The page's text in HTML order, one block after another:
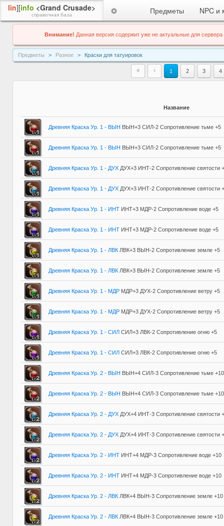
lin][info <Grand Crusade>
справочная база Предметы NPC и
Внимание! Данная версия содержит уже не актуальные для сервера
Предметы Разное Краски для татуировок
1 2 3 4
Название
Древняя Краска Ур. 1 - ВЫН ВЫН+3 СИЛ-2 Сопротивление тьме +5
Древняя Краска Ур. 1 - ВЫН ВЫН+3 СИЛ-2 Сопротивление тьме +5
Древняя Краска Ур. 1 - ДУХ ДУХ+3 ИНТ-2 Сопротивление святости
Древняя Краска Ур. 1 - ДУХ ДУХ+3 ИНТ-2 Сопротивление святости
Древняя Краска Ур. 1 - ИНТ ИНТ+3 МДР-2 Сопротивление воде +5
Древняя Краска Ур. 1 - ИНТ ИНТ+3 МДР-2 Сопротивление воде +5
Древняя Краска Ур. 1 - ЛВК ЛВК+3 ВЫН-2 Сопротивление земле +5
Древняя Краска Ур. 1 - ЛВК ЛВК+3 ВЫН-2 Сопротивление земле +5
Древняя Краска Ур. 1 - МДР МДР+3 ДУХ-2 Сопротивление ветру +5
Древняя Краска Ур. 1 - МДР МДР+3 ДУХ-2 Сопротивление ветру +5
Древняя Краска Ур. 1 - СИЛ СИЛ+3 ЛВК-2 Сопротивление огню +5
Древняя Краска Ур. 1 - СИЛ СИЛ+3 ЛВК-2 Сопротивление огню +5
Древняя Краска Ур. 2 - ВЫН ВЫН+4 СИЛ-3 Сопротивление тьме +10
Древняя Краска Ур. 2 - ВЫН ВЫН+4 СИЛ-3 Сопротивление тьме +10
Древняя Краска Ур. 2 - ДУХ ДУХ+4 ИНТ-3 Сопротивление святости
Древняя Краска Ур. 2 - ДУХ ДУХ+4 ИНТ-3 Сопротивление святости
Древняя Краска Ур. 2 - ИНТ ИНТ+4 МДР-3 Сопротивление воде +10
Древняя Краска Ур. 2 - ИНТ ИНТ+4 МДР-3 Сопротивление воде +10
Древняя Краска Ур. 2 - ЛВК ЛВК+4 ВЫН-3 Сопротивление земле +10
Древняя Краска Ур. 2 - ЛВК ЛВК+4 ВЫН-3 Сопротивление земле +10